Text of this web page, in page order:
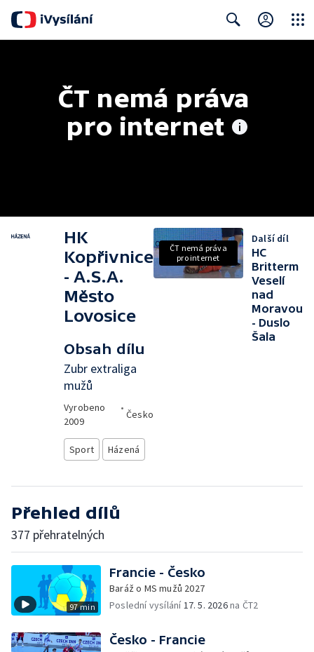
ČT nemá práva
pro internet
HK
Kopřivnice
- A.S.A.
Město
Lovosice
Obsah dílu
Zubr extraliga
mužů
Vyrobeno
2009
•
Česko
Sport Házená
ČT nemá práva
pro internet
Další díl
HC
Britterm
Veselí
nad
Moravou
- Duslo
Šala
Přehled dílů
377 přehratelných
97 min
Francie - Česko
Baráž o MS mužů 2027
Poslední vysílání17. 5. 2026na ČT2
Česko - Francie